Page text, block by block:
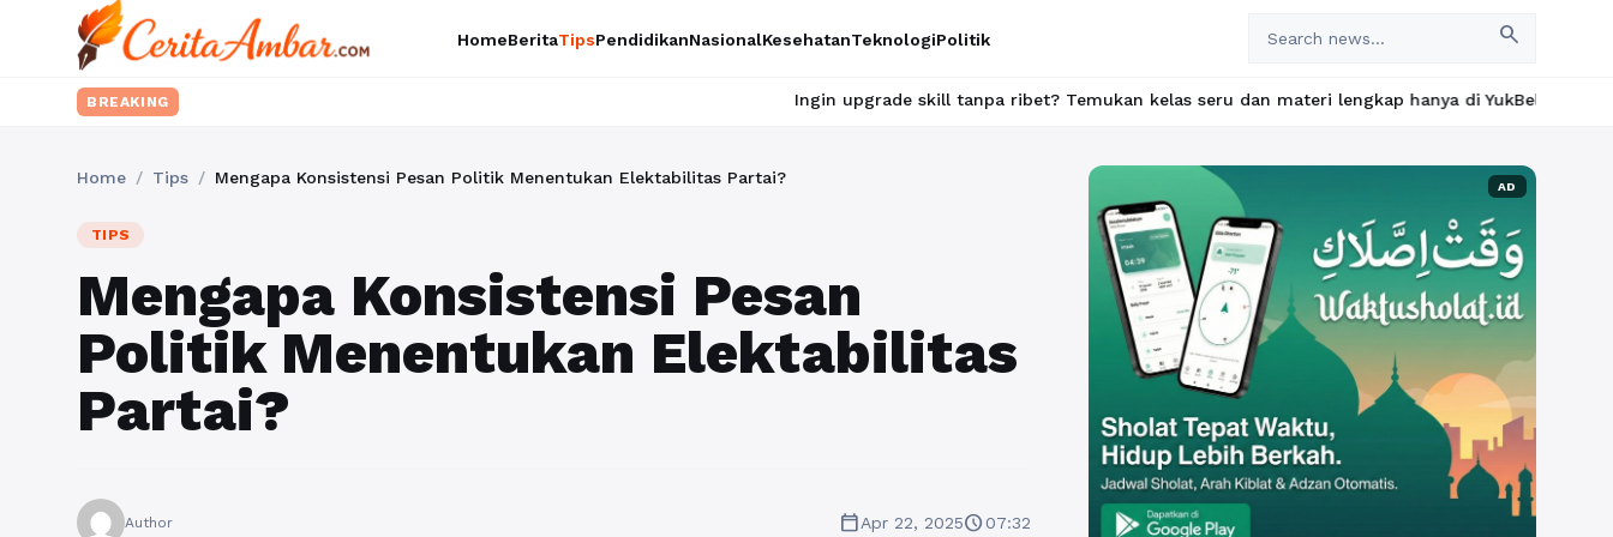
HomeBeritaTipsPendidikanNasionalKesehatanTeknologiPolitik search
BREAKING Ingin upgrade skill tanpa ribet? Temukan kelas seru dan materi lengkap hanya di YukBelajar.com. Mulai
Home / Tips / Mengapa Konsistensi Pesan Politik Menentukan Elektabilitas Partai?
TIPS
Mengapa Konsistensi Pesan
Politik Menentukan Elektabilitas
Partai?
Author calendar_todayApr 22, 2025schedule07:32
AD